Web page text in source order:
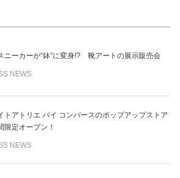
ニーカーが“鉢”に変身!? 靴アートの展示販売会
NEWS
トアトリエ バイ コンバースのポップアップストア
限定オープン！
NEWS